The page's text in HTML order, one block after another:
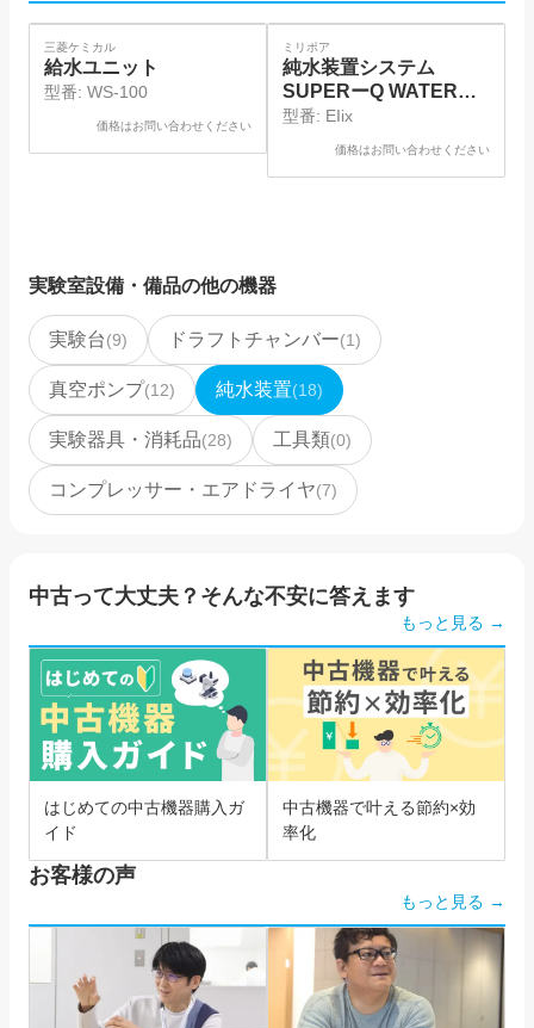
SOLD
三菱ケミカル
給水ユニット
型番: WS-100
価格はお問い合わせください
SOLD
ミリポア
純水装置システム
SUPERーQ WATER
SYSTEM タンク 100
リットル
型番: EIix
価格はお問い合わせください
実験室設備・備品の他の機器
実験台(9) ドラフトチャンバー(1)
真空ポンプ(12) 純水装置(18)
実験器具・消耗品(28) 工具類(0)
コンプレッサー・エアドライヤ(7)
中古って大丈夫？そんな不安に答えます
もっと見る →
はじめての中古機器購入ガ
イド
中古機器で叶える節約×効
率化
お客様の声
もっと見る →